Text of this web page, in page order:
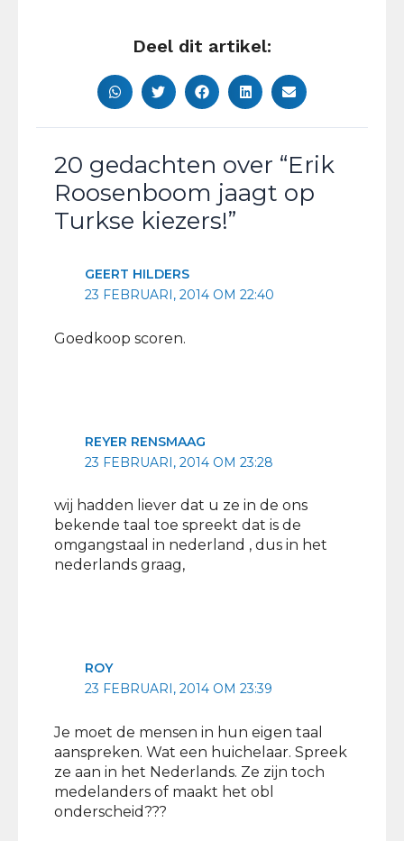
Deel dit artikel:
20 gedachten over “Erik
Roosenboom jaagt op
Turkse kiezers!”
GEERT HILDERS
23 FEBRUARI, 2014 OM 22:40
Goedkoop scoren.
REYER RENSMAAG
23 FEBRUARI, 2014 OM 23:28
wij hadden liever dat u ze in de ons
bekende taal toe spreekt dat is de
omgangstaal in nederland , dus in het
nederlands graag,
ROY
23 FEBRUARI, 2014 OM 23:39
Je moet de mensen in hun eigen taal
aanspreken. Wat een huichelaar. Spreek
ze aan in het Nederlands. Ze zijn toch
medelanders of maakt het obl
onderscheid???